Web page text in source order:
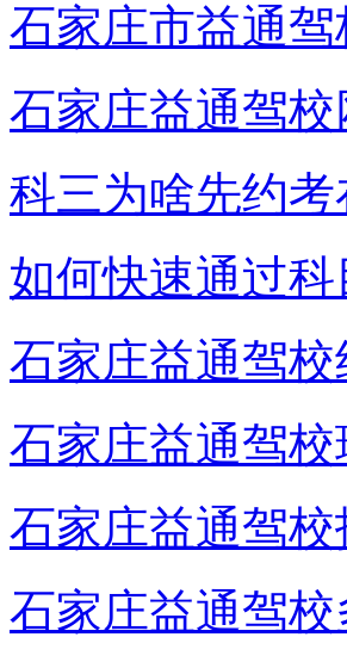
石家庄市益通驾
石家庄益通驾校
科三为啥先约考
如何快速通过科
石家庄益通驾校
石家庄益通驾校
石家庄益通驾校
石家庄益通驾校